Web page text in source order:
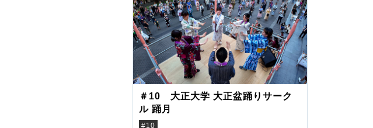
＃10 大正大学 大正盆踊りサーク
ル 踊月
#10